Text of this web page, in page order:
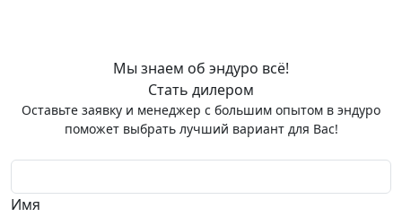
Мы знаем об эндуро всё!
Стать дилером
Оставьте заявку и менеджер с большим опытом в эндуро
поможет выбрать лучший вариант для Вас!
Имя